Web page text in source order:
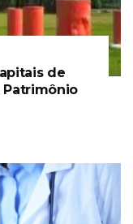
de
Patrimônio